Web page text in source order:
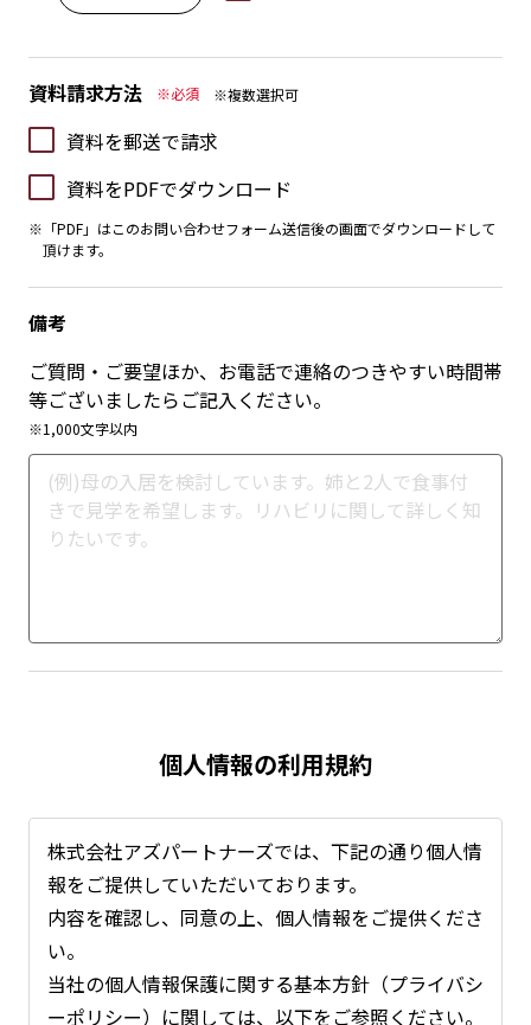
資料請求方法 ※必須 ※複数選択可
資料を郵送で請求
資料をPDFでダウンロード
※「PDF」はこのお問い合わせフォーム送信後の画面でダウンロードして
頂けます。
備考
ご質問・ご要望ほか、お電話で連絡のつきやすい時間帯
等ございましたらご記入ください。
※1,000文字以内
個人情報の利用規約
株式会社アズパートナーズでは、下記の通り個人情
報をご提供していただいております。
内容を確認し、同意の上、個人情報をご提供くださ
い。
当社の個人情報保護に関する基本方針（プライバシ
ーポリシー）に関しては、以下をご参照ください。